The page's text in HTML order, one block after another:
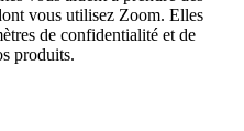
vous utilisez Zoom. Elles
de confidentialité et de
produits.